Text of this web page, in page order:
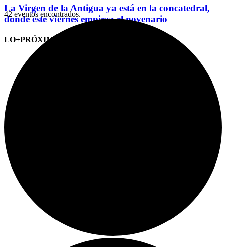
La Virgen de la Antigua ya está en la concatedral,
donde este viernes empieza el novenario
LO+PRÓXIMO (CITAS)
42 eventos encontrados.